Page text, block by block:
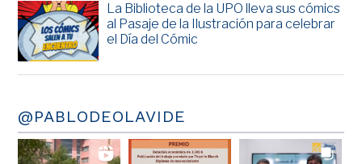
La Biblioteca de la UPO lleva sus cómics
al Pasaje de la Ilustración para celebrar
el Día del Cómic
@PABLODEOLAVIDE